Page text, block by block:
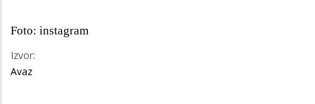
Foto: instagram
Izvor:
Avaz